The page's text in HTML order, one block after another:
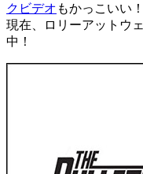
クビデオ もかっこいい！
現在、ロリーアットウ
中！